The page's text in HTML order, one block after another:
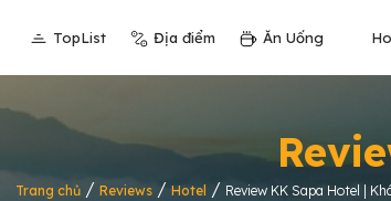
TopList Địa điểm Ăn Uống
Trang chủ/ Reviews/ Hotel / Review KK Sapa Hotel |